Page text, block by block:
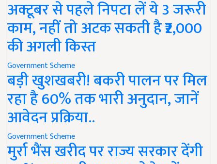
अक्टूबर से पहले निपटा लें ये 3 जरूरी
काम, नहीं तो अटक सकती है ₹2,000
की अगली किस्त
Government Scheme
बड़ी खुशखबरी! बकरी पालन पर मिल
रहा है 60% तक भारी अनुदान, जानें
आवेदन प्रक्रिया..
Government Scheme
मुर्रा भैंस खरीद पर राज्य सरकार देंगी